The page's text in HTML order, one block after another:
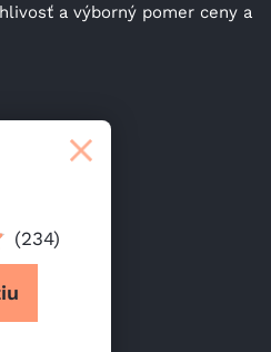
(234)
a výborný pomer ceny a